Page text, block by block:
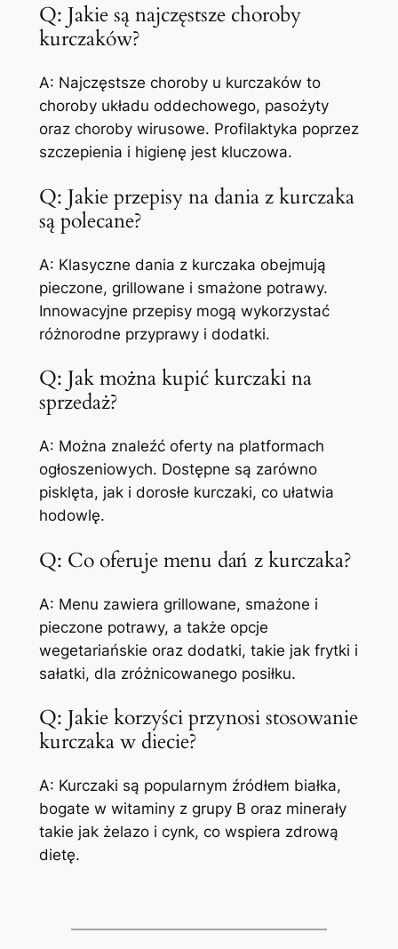
Q: Jakie są najczęstsze choroby
kurczaków?
A: Najczęstsze choroby u kurczaków to
choroby układu oddechowego, pasożyty
oraz choroby wirusowe. Profilaktyka poprzez
szczepienia i higienę jest kluczowa.
Q: Jakie przepisy na dania z kurczaka
są polecane?
A: Klasyczne dania z kurczaka obejmują
pieczone, grillowane i smażone potrawy.
Innowacyjne przepisy mogą wykorzystać
różnorodne przyprawy i dodatki.
Q: Jak można kupić kurczaki na
sprzedaż?
A: Można znaleźć oferty na platformach
ogłoszeniowych. Dostępne są zarówno
pisklęta, jak i dorosłe kurczaki, co ułatwia
hodowlę.
Q: Co oferuje menu dań z kurczaka?
A: Menu zawiera grillowane, smażone i
pieczone potrawy, a także opcje
wegetariańskie oraz dodatki, takie jak frytki i
sałatki, dla zróżnicowanego posiłku.
Q: Jakie korzyści przynosi stosowanie
kurczaka w diecie?
A: Kurczaki są popularnym źródłem białka,
bogate w witaminy z grupy B oraz minerały
takie jak żelazo i cynk, co wspiera zdrową
dietę.